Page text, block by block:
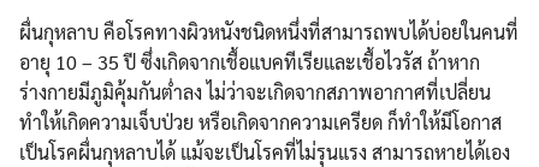
ผื่นกุหลาบ คือโรคทางผิวหนังชนิดหนึ่งที่สามารถพบได้บ่อยในคนที่
อายุ 10 – 35 ปี ซึ่งเกิดจากเชื้อแบคทีเรียและเชื้อไวรัส ถ้าหาก
ร่างกายมีภูมิคุ้มกันต่ำลง ไม่ว่าจะเกิดจากสภาพอากาศที่เปลี่ยน
ทำให้เกิดความเจ็บป่วย หรือเกิดจากความเครียด ก็ทำให้มีโอกาส
เป็นโรคผื่นกุหลาบได้ แม้จะเป็นโรคที่ไม่รุนแรง สามารถหายได้เอง